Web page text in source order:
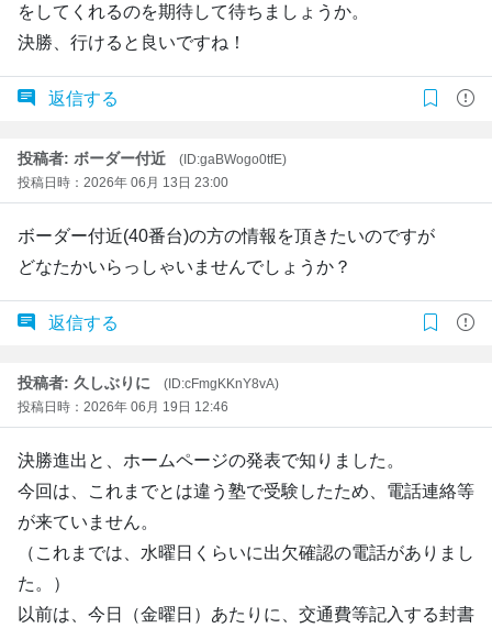
をしてくれるのを期待して待ちましょうか。
決勝、行けると良いですね！
返信する
投稿者: ボーダー付近
(ID:gaBWogo0tfE)
投稿日時：2026年 06月 13日 23:00
ボーダー付近(40番台)の方の情報を頂きたいのですが
どなたかいらっしゃいませんでしょうか？
返信する
投稿者: 久しぶりに
(ID:cFmgKKnY8vA)
投稿日時：2026年 06月 19日 12:46
決勝進出と、ホームページの発表で知りました。
今回は、これまでとは違う塾で受験したため、電話連絡等
が来ていません。
（これまでは、水曜日くらいに出欠確認の電話がありまし
た。）
以前は、今日（金曜日）あたりに、交通費等記入する封書